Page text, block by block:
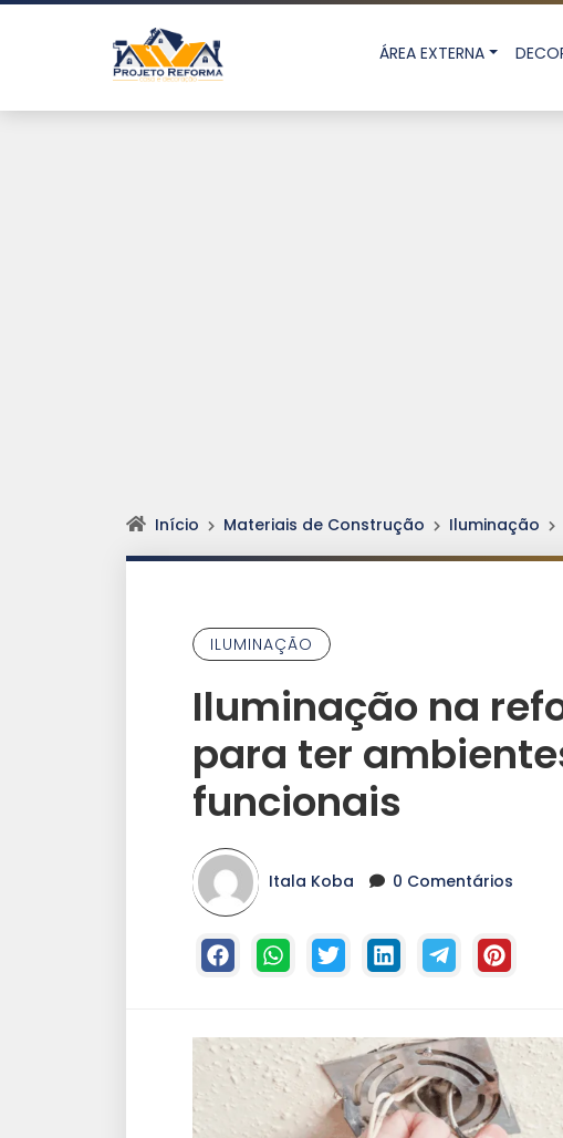
ÁREA EXTERNA
Início Materiais de Construção Iluminação
ILUMINAÇÃO
Iluminação na
para ter
funcionais
Itala Koba 0 Comentários